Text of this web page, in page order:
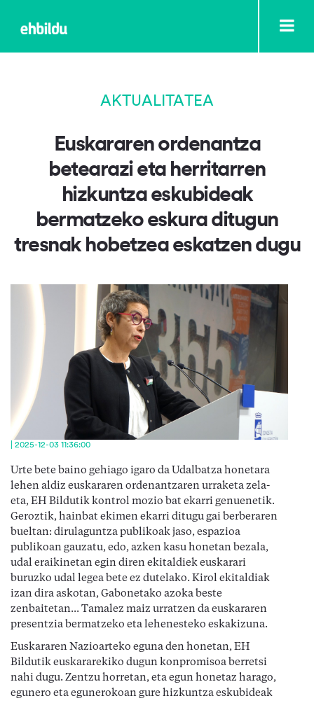
AKTUALITATEA
Euskararen ordenantza
betearazi eta herritarren
hizkuntza eskubideak
bermatzeko eskura ditugun
tresnak hobetzea eskatzen dugu
| 2025-12-03 11:36:00
Urte bete baino gehiago igaro da Udalbatza honetara
lehen aldiz euskararen ordenantzaren urraketa zela-
eta, EH Bildutik kontrol mozio bat ekarri genuenetik.
Geroztik, hainbat ekimen ekarri ditugu gai berberaren
bueltan: dirulaguntza publikoak jaso, espazioa
publikoan gauzatu, edo, azken kasu honetan bezala,
udal eraikinetan egin diren ekitaldiek euskarari
buruzko udal legea bete ez dutelako. Kirol ekitaldiak
izan dira askotan, Gabonetako azoka beste
zenbaitetan... Tamalez maiz urratzen da euskararen
presentzia bermatzeko eta lehenesteko eskakizuna.
Euskararen Nazioarteko eguna den honetan, EH
Bildutik euskararekiko dugun konpromisoa berretsi
nahi dugu. Zentzu horretan, eta egun honetaz harago,
egunero eta egunerokoan gure hizkuntza eskubideak